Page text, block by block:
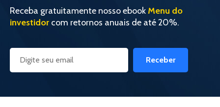
Receba gratuitamente nosso ebookMenu do
investidor com retornos anuais de até 20%.
Receber